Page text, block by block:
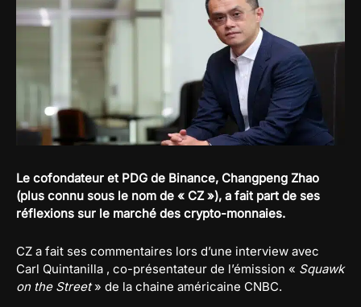
Le cofondateur et PDG de Binance, Changpeng Zhao
(plus connu sous le nom de « CZ »), a fait part de ses
réflexions sur le marché des crypto-monnaies.
CZ a fait ses commentaires lors d’une interview avec
Carl Quintanilla , co-présentateur de l’émission « Squawk
on the Street» de la chaine américaine CNBC.